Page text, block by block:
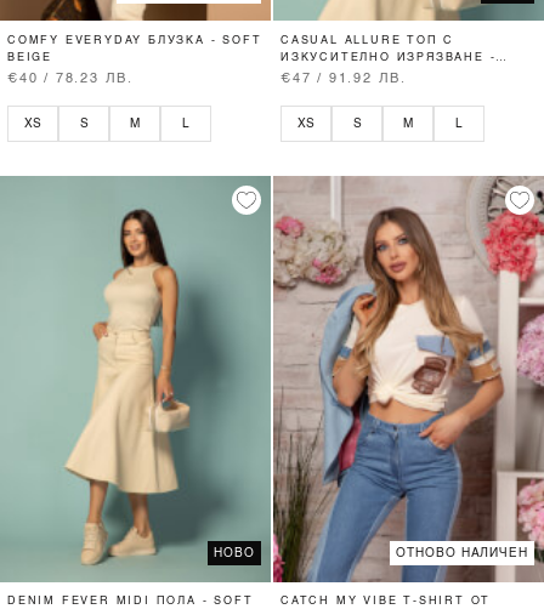
COMFY EVERYDAY БЛУЗКА - SOFT
BEIGE
€40 / 78.23 ЛВ.
XS S M L
CASUAL ALLURE ТОП С
ИЗКУСИТЕЛНО ИЗРЯЗВАНЕ -
SOFT BEIGE
€47 / 91.92 ЛВ.
XS S M L
НОВО
DENIM FEVER MIDI ПОЛА - SOFT
ОТНОВО НАЛИЧЕН
CATCH MY VIBE T-SHIRT ОТ